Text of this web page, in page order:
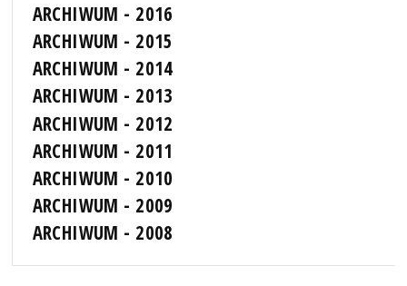
ARCHIWUM - 2016
ARCHIWUM - 2015
ARCHIWUM - 2014
ARCHIWUM - 2013
ARCHIWUM - 2012
ARCHIWUM - 2011
ARCHIWUM - 2010
ARCHIWUM - 2009
ARCHIWUM - 2008